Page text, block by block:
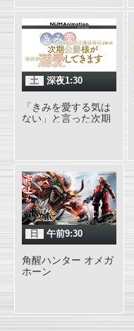
土 深夜1:30
「きみを愛する気は
ない」と言った次期
日 午前9:30
角醒ハンター オメガ
ホーン